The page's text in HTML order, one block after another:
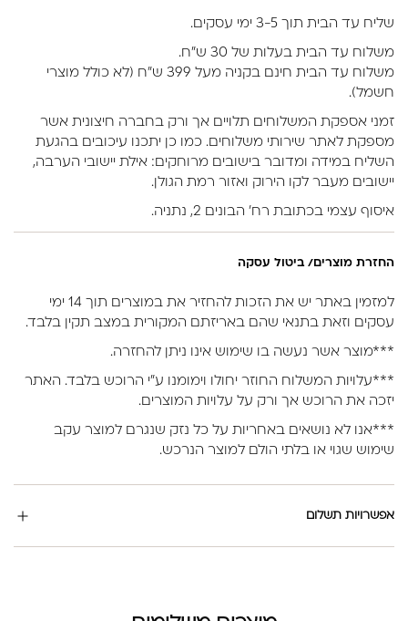
שליח עד הבית תוך 3-5 ימי עסקים.
משלוח עד הבית בעלות של 30 ש״ח.
משלוח עד הבית חינם בקניה מעל 399 ש״ח (לא כולל מוצרי
חשמל).
זמני אספקת המשלוחים תלויים אך ורק בחברה חיצונית אשר
מספקת לאתר שירותי משלוחים. כמו כן יתכנו עיכובים בהגעת
השליח במידה ומדובר בישובים מרוחקים: אילת יישובי הערבה,
יישובים מעבר לקו הירוק ואזור רמת הגולן.
איסוף עצמי בכתובת רח’ הבונים 2, נתניה.
החזרת מוצרים/ ביטול עסקה
למזמין באתר יש את הזכות להחזיר את במוצרים תוך 14 ימי
עסקים וזאת בתנאי שהם באריזתם המקורית במצב תקין בלבד.
***מוצר אשר נעשה בו שימוש אינו ניתן להחזרה.
***עלויות המשלוח החוזר יחולו וימומנו ע”י הרוכש בלבד. האתר
יזכה את הרוכש אך ורק על עלויות המוצרים.
***אנו לא נושאים באחריות על כל נזק שנגרם למוצר עקב
שימוש שגוי או בלתי הולם למוצר הנרכש.
אפשרויות תשלום